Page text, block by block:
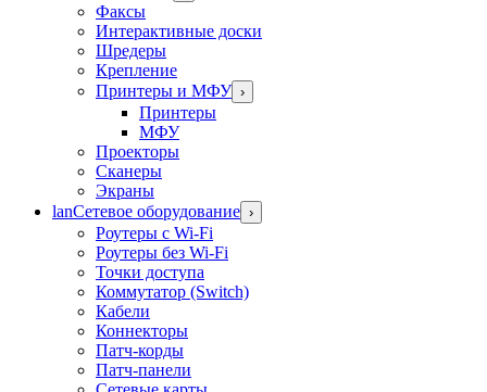
Факсы
Интерактивные доски
Шредеры
Крепление
Принтеры и МФУ ›
Принтеры
МФУ
Проекторы
Сканеры
Экраны
lanСетевое оборудование ›
Роутеры с Wi-Fi
Роутеры без Wi-Fi
Точки доступа
Коммутатор (Switch)
Кабели
Коннекторы
Патч-корды
Патч-панели